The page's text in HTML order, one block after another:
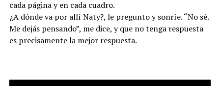
cada página y en cada cuadro.
¿A dónde va por allí Naty?, le pregunto y sonríe. “No sé.
Me dejás pensando”, me dice, y que no tenga respuesta
es precisamente la mejor respuesta.